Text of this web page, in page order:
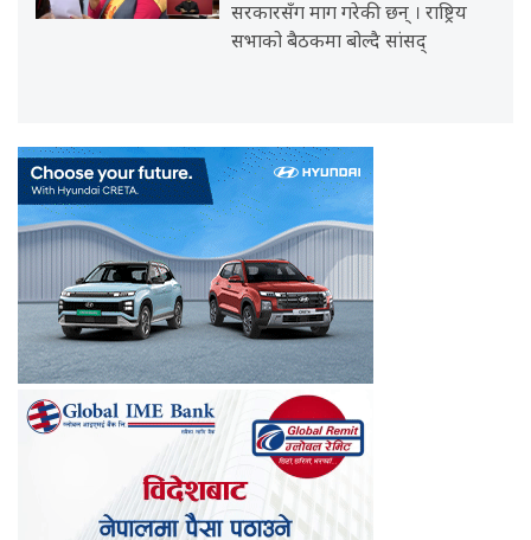
सरकारसँग माग गरेकी छन् । राष्ट्रिय
सभाको बैठकमा बोल्दै सांसद्